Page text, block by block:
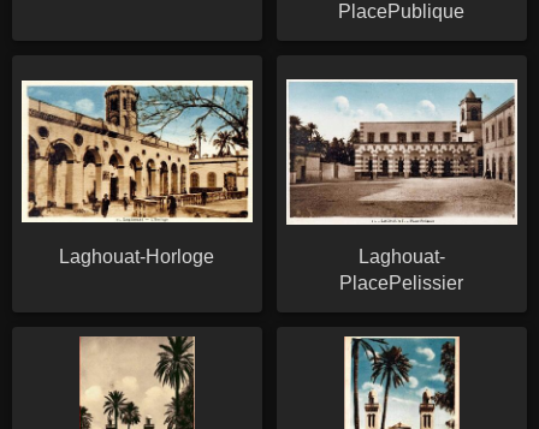
PlacePublique
Laghouat-Horloge
Laghouat-
PlacePelissier